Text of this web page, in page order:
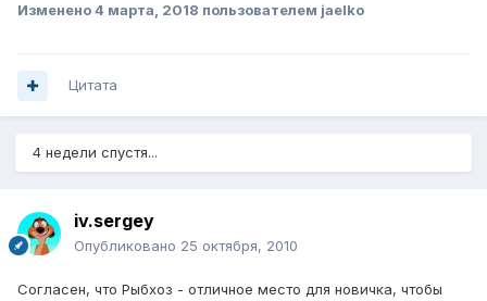
Изменено4 марта, 2018 пользователем jaelko
Цитата
4 недели спустя...
iv.sergey
Опубликовано 25 октября, 2010
Согласен, что Рыбхоз - отличное место для новичка, чтобы